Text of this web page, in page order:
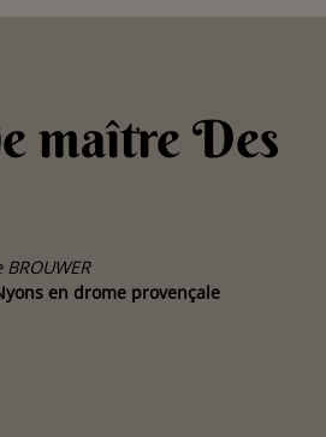
maître Des
en drome provençale